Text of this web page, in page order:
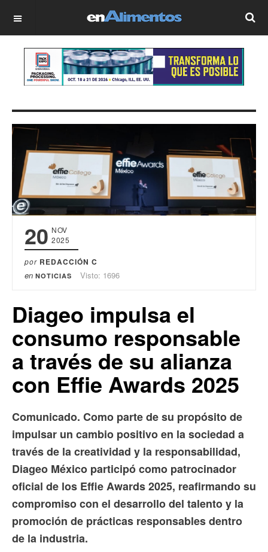
OFF CANVAS
20 NOV
2025
por REDACCIÓN C
en NOTICIAS Visto: 1696
Diageo impulsa el
consumo responsable
a través de su alianza
con Effie Awards 2025
Comunicado. Como parte de su propósito de
impulsar un cambio positivo en la sociedad a
través de la creatividad y la responsabilidad,
Diageo México participó como patrocinador
oficial de los Effie Awards 2025, reafirmando su
compromiso con el desarrollo del talento y la
promoción de prácticas responsables dentro
de la industria.